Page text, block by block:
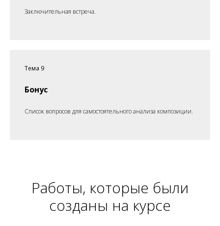
Заключительная встреча.
Тема 9
Бонус
Список вопросов для самостоятельного анализа композиции.
Работы, которые были
созданы на курсе